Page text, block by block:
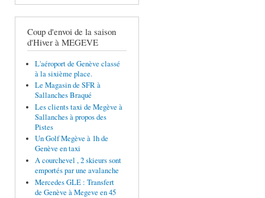
Coup d'envoi de la saison
d'Hiver à MEGEVE
L'aéroport de Genève classé
à la sixième place.
Le Magasin de SFR à
Sallanches Braqué
Les clients taxi de Megève à
Sallanches à propos des
Pistes
Un Golf Megève à 1h de
Genève en taxi
A courchevel , 2 skieurs sont
emportés par une avalanche
Mercedes GLE : Transfert
de Genève à Megeve en 45